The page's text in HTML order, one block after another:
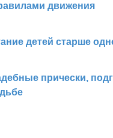
движения
детей старше
прически,